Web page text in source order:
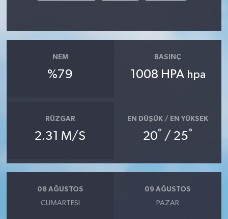
NEM
%79
BASINÇ
1008 HPA hpa
RÜZGAR
2.31 M/S
EN DÜŞÜK / EN YÜKSEK
20° / 25°
08 AĞUSTOS
CUMARTESI
09 AĞUSTOS
PAZAR